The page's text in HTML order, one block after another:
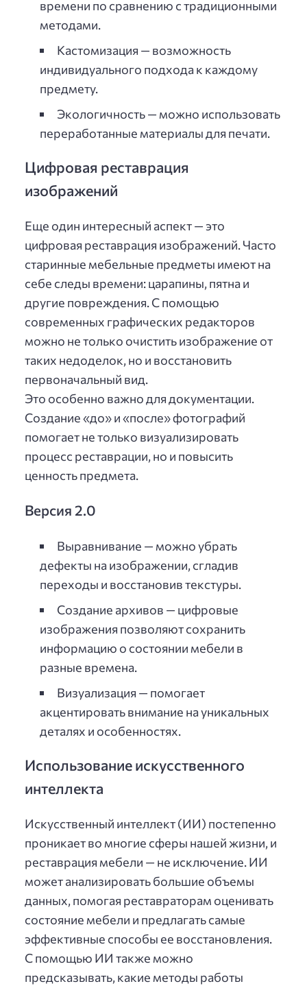
времени по сравнению с традиционными
методами.
Кастомизация — возможность
индивидуального подхода к каждому
предмету.
Экологичность — можно использовать
переработанные материалы для печати.
Цифровая реставрация
изображений
Еще один интересный аспект — это
цифровая реставрация изображений. Часто
старинные мебельные предметы имеют на
себе следы времени: царапины, пятна и
другие повреждения. С помощью
современных графических редакторов
можно не только очистить изображение от
таких недоделок, но и восстановить
первоначальный вид.
Это особенно важно для документации.
Создание «до» и «после» фотографий
помогает не только визуализировать
процесс реставрации, но и повысить
ценность предмета.
Версия 2.0
Выравнивание — можно убрать
дефекты на изображении, сгладив
переходы и восстановив текстуры.
Создание архивов — цифровые
изображения позволяют сохранить
информацию о состоянии мебели в
разные времена.
Визуализация — помогает
акцентировать внимание на уникальных
деталях и особенностях.
Использование искусственного
интеллекта
Искусственный интеллект (ИИ) постепенно
проникает во многие сферы нашей жизни, и
реставрация мебели — не исключение. ИИ
может анализировать большие объемы
данных, помогая реставраторам оценивать
состояние мебели и предлагать самые
эффективные способы ее восстановления.
С помощью ИИ также можно
предсказывать, какие методы работы